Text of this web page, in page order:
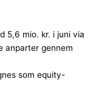
5,6 mio. kr. i juni via
anparter gennem
som equity-